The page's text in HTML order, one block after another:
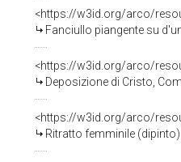
<https://w3id.org/arco/
Fanciullo piangente su
<https://w3id.org/arco/
Deposizione di Cristo,
<https://w3id.org/arco/
Ritratto femminile